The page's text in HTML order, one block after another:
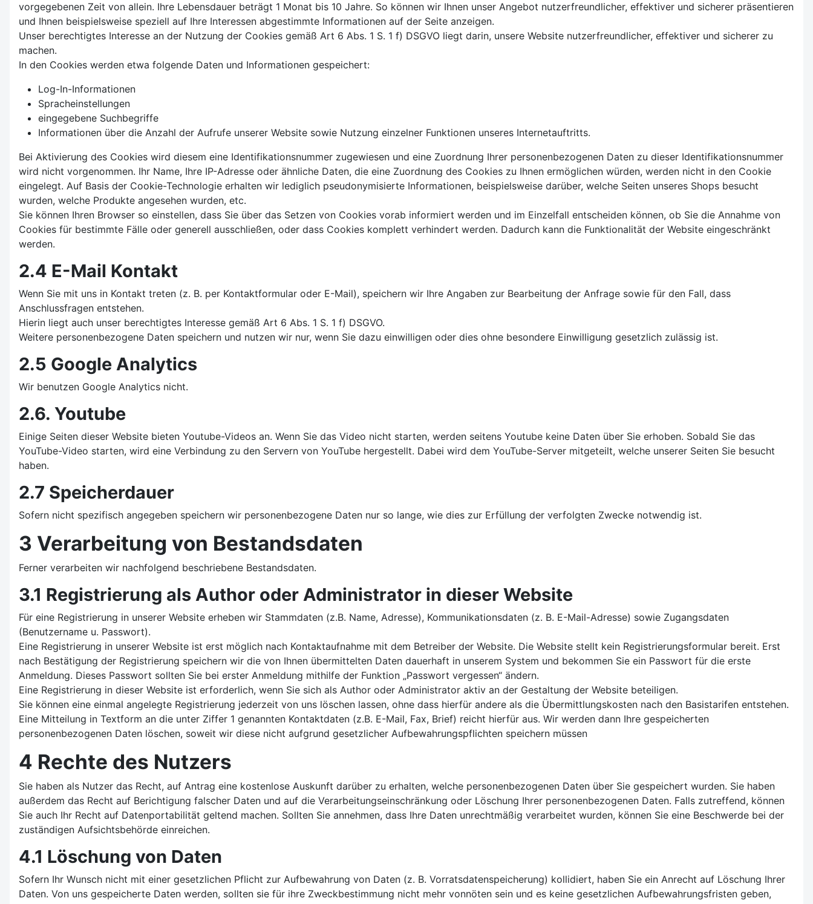
vorgegebenen Zeit von allein. Ihre Lebensdauer beträgt 1 Monat bis 10 Jahre. So können wir Ihnen unser Angebot nutzerfreundlicher, effektiver und sicherer präsentieren
und Ihnen beispielsweise speziell auf Ihre Interessen abgestimmte Informationen auf der Seite anzeigen.
Unser berechtigtes Interesse an der Nutzung der Cookies gemäß Art 6 Abs. 1 S. 1 f) DSGVO liegt darin, unsere Website nutzerfreundlicher, effektiver und sicherer zu
machen.
In den Cookies werden etwa folgende Daten und Informationen gespeichert:
Log-In-Informationen
Spracheinstellungen
eingegebene Suchbegriffe
Informationen über die Anzahl der Aufrufe unserer Website sowie Nutzung einzelner Funktionen unseres Internetauftritts.
Bei Aktivierung des Cookies wird diesem eine Identifikationsnummer zugewiesen und eine Zuordnung Ihrer personenbezogenen Daten zu dieser Identifikationsnummer
wird nicht vorgenommen. Ihr Name, Ihre IP-Adresse oder ähnliche Daten, die eine Zuordnung des Cookies zu Ihnen ermöglichen würden, werden nicht in den Cookie
eingelegt. Auf Basis der Cookie-Technologie erhalten wir lediglich pseudonymisierte Informationen, beispielsweise darüber, welche Seiten unseres Shops besucht
wurden, welche Produkte angesehen wurden, etc.
Sie können Ihren Browser so einstellen, dass Sie über das Setzen von Cookies vorab informiert werden und im Einzelfall entscheiden können, ob Sie die Annahme von
Cookies für bestimmte Fälle oder generell ausschließen, oder dass Cookies komplett verhindert werden. Dadurch kann die Funktionalität der Website eingeschränkt
werden.
2.4 E-Mail Kontakt
Wenn Sie mit uns in Kontakt treten (z. B. per Kontaktformular oder E-Mail), speichern wir Ihre Angaben zur Bearbeitung der Anfrage sowie für den Fall, dass
Anschlussfragen entstehen.
Hierin liegt auch unser berechtigtes Interesse gemäß Art 6 Abs. 1 S. 1 f) DSGVO.
Weitere personenbezogene Daten speichern und nutzen wir nur, wenn Sie dazu einwilligen oder dies ohne besondere Einwilligung gesetzlich zulässig ist.
2.5 Google Analytics
Wir benutzen Google Analytics nicht.
2.6. Youtube
Einige Seiten dieser Website bieten Youtube-Videos an. Wenn Sie das Video nicht starten, werden seitens Youtube keine Daten über Sie erhoben. Sobald Sie das
YouTube-Video starten, wird eine Verbindung zu den Servern von YouTube hergestellt. Dabei wird dem YouTube-Server mitgeteilt, welche unserer Seiten Sie besucht
haben.
2.7 Speicherdauer
Sofern nicht spezifisch angegeben speichern wir personenbezogene Daten nur so lange, wie dies zur Erfüllung der verfolgten Zwecke notwendig ist.
3 Verarbeitung von Bestandsdaten
Ferner verarbeiten wir nachfolgend beschriebene Bestandsdaten.
3.1 Registrierung als Author oder Administrator in dieser Website
Für eine Registrierung in unserer Website erheben wir Stammdaten (z.B. Name, Adresse), Kommunikationsdaten (z. B. E-Mail-Adresse) sowie Zugangsdaten
(Benutzername u. Passwort).
Eine Registrierung in unserer Website ist erst möglich nach Kontaktaufnahme mit dem Betreiber der Website. Die Website stellt kein Registrierungsformular bereit. Erst
nach Bestätigung der Registrierung speichern wir die von Ihnen übermittelten Daten dauerhaft in unserem System und bekommen Sie ein Passwort für die erste
Anmeldung. Dieses Passwort sollten Sie bei erster Anmeldung mithilfe der Funktion „Passwort vergessen“ ändern.
Eine Registrierung in dieser Website ist erforderlich, wenn Sie sich als Author oder Administrator aktiv an der Gestaltung der Website beteiligen.
Sie können eine einmal angelegte Registrierung jederzeit von uns löschen lassen, ohne dass hierfür andere als die Übermittlungskosten nach den Basistarifen entstehen.
Eine Mitteilung in Textform an die unter Ziffer 1 genannten Kontaktdaten (z.B. E-Mail, Fax, Brief) reicht hierfür aus. Wir werden dann Ihre gespeicherten
personenbezogenen Daten löschen, soweit wir diese nicht aufgrund gesetzlicher Aufbewahrungspflichten speichern müssen
4 Rechte des Nutzers
Sie haben als Nutzer das Recht, auf Antrag eine kostenlose Auskunft darüber zu erhalten, welche personenbezogenen Daten über Sie gespeichert wurden. Sie haben
außerdem das Recht auf Berichtigung falscher Daten und auf die Verarbeitungseinschränkung oder Löschung Ihrer personenbezogenen Daten. Falls zutreffend, können
Sie auch Ihr Recht auf Datenportabilität geltend machen. Sollten Sie annehmen, dass Ihre Daten unrechtmäßig verarbeitet wurden, können Sie eine Beschwerde bei der
zuständigen Aufsichtsbehörde einreichen.
4.1 Löschung von Daten
Sofern Ihr Wunsch nicht mit einer gesetzlichen Pflicht zur Aufbewahrung von Daten (z. B. Vorratsdatenspeicherung) kollidiert, haben Sie ein Anrecht auf Löschung Ihrer
Daten. Von uns gespeicherte Daten werden, sollten sie für ihre Zweckbestimmung nicht mehr vonnöten sein und es keine gesetzlichen Aufbewahrungsfristen geben,